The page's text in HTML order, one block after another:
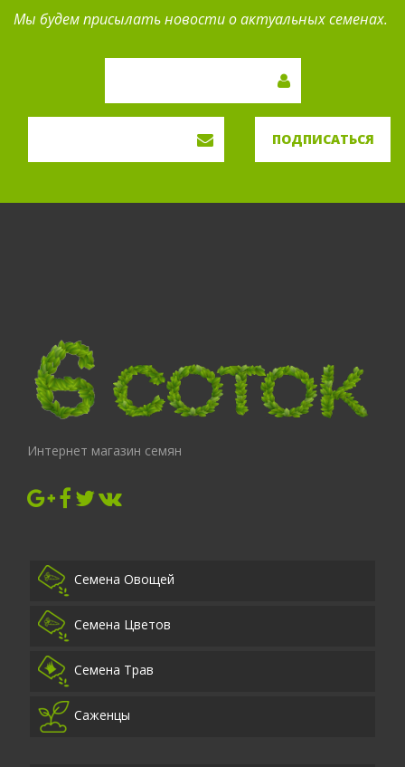
Мы будем присылать новости о актуальных семенах.
ПОДПИСАТЬСЯ
Интернет магазин семян
Семена Овощей
Семена Цветов
Семена Трав
Саженцы